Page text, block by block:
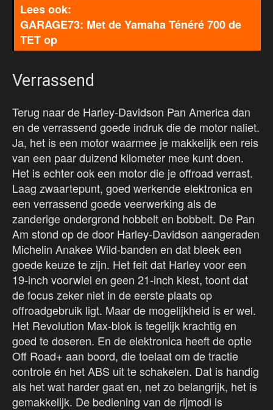
GARAGE73: Met de Yamaha Ténéré 700 de
TET op
Verrassend
Terug naar de Harley-Davidson Pan America dan
en de verrassend goede indruk die de motor naliet.
Ja, het is een motor waarmee je makkelijk een reis
van een paar duizend kilometer mee kunt doen.
Het is echter ook een motor die je offroad verrast.
Laag zwaartepunt, goed werkende elektronica en
een verrassend goede veerwerking als de
zanderige ondergrond hobbelt en bobbelt. De Pan
Am stond op de door Harley-Davidson aangeraden
Michelin Anakee Wild-banden en dat bleek een
goede keuze te zijn. Het feit dat Harley voor een
19-inch voorwiel en geen 21-inch kiest, toont dat
de focus zeker niet in de eerste plaats op
offroadgebruik ligt. Maar de mogelijkheid is er wel.
Het Revolution Max-blok is tegelijk krachtig en
goed te doseren. En de elektronica heeft de optie
Off Road+ aan boord, die toelaat om de tractie
controle én het ABS uit te schakelen. Dat is handig
als het wat harder gaat en, net zo belangrijk, het is
gemakkelijk. De bediening van de rijmodi is